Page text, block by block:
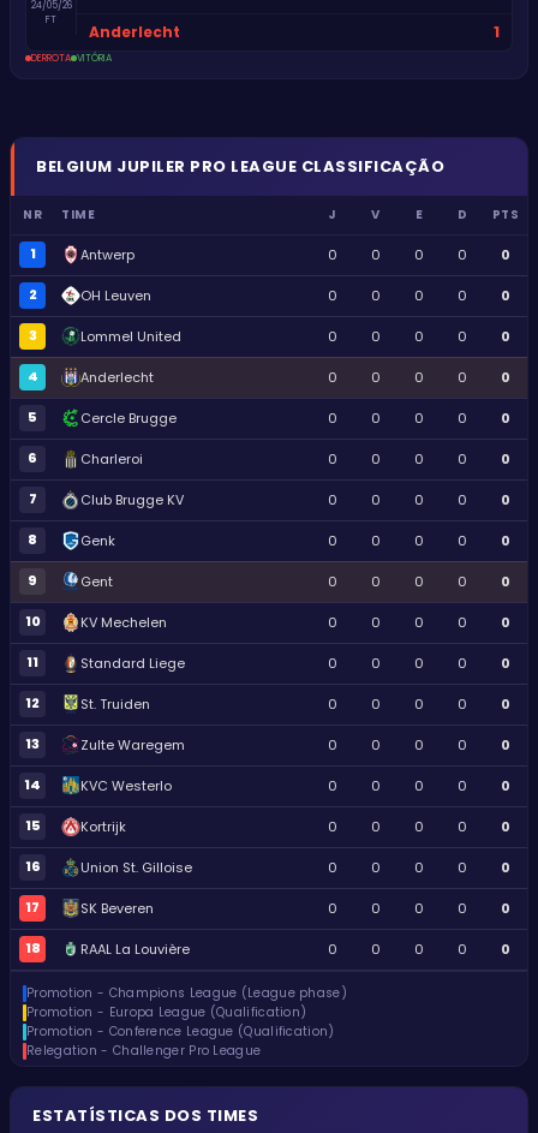
24/05/26
FT
Anderlecht 1
DERROTA VITÓRIA
BELGIUM JUPILER PRO LEAGUE CLASSIFICAÇÃO
NR TIME J V E D PTS
1 Antwerp 0 0 0 0 0
2 OH Leuven 0 0 0 0 0
3 Lommel United 0 0 0 0 0
4 Anderlecht 0 0 0 0 0
5 Cercle Brugge 0 0 0 0 0
6 Charleroi 0 0 0 0 0
7 Club Brugge KV 0 0 0 0 0
8 Genk 0 0 0 0 0
9 Gent 0 0 0 0 0
10 KV Mechelen 0 0 0 0 0
11 Standard Liege 0 0 0 0 0
12 St. Truiden 0 0 0 0 0
13 Zulte Waregem 0 0 0 0 0
14 KVC Westerlo 0 0 0 0 0
15 Kortrijk 0 0 0 0 0
16 Union St. Gilloise 0 0 0 0 0
17 SK Beveren 0 0 0 0 0
18 RAAL La Louvière 0 0 0 0 0
Promotion - Champions League (League phase)
Promotion - Europa League (Qualification)
Promotion - Conference League (Qualification)
Relegation - Challenger Pro League
ESTATÍSTICAS DOS TIMES